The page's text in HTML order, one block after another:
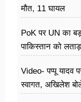
मौत, 11 घायल
PoK पर UN का
पाकिस्तान को
Video- पप्पू यादव
स्वागत, अखिलेश